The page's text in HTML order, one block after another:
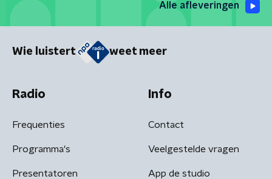
Alle afleveringen
Wie luistert weet meer
Radio
Frequenties
Programma's
Presentatoren
Info
Contact
Veelgestelde vragen
App de studio